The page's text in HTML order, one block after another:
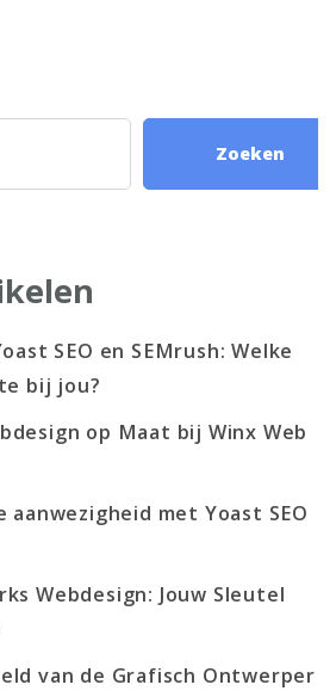
Zoeken
SEO en SEMrush: Welke
bij jou?
op Maat bij Winx Web
met Yoast SEO
Webdesign: Jouw Sleutel
van de Grafisch Ontwerper